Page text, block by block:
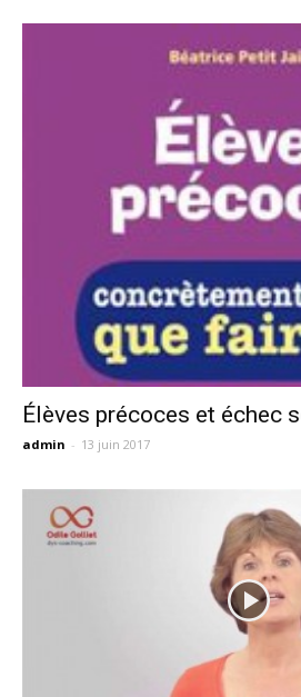
Élèves précoces et échec
admin - 13 juin 2017